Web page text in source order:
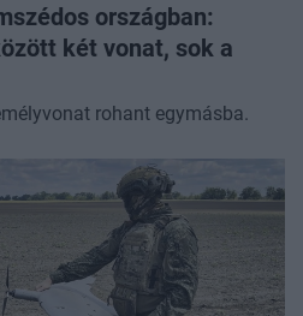
országban:
két vonat, sok a
rohant egymásba.